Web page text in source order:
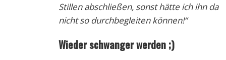
Stillen abschließen, sonst hätte ich ihn da
nicht so durchbegleiten können!“
Wieder schwanger werden ;)